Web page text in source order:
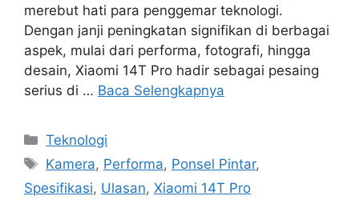
merebut hati para penggemar teknologi.
Dengan janji peningkatan signifikan di berbagai
aspek, mulai dari performa, fotografi, hingga
desain, Xiaomi 14T Pro hadir sebagai pesaing
serius di … Baca Selengkapnya
Kategori
Teknologi
Tag
Kamera, Performa, Ponsel Pintar,
Spesifikasi, Ulasan, Xiaomi 14T Pro